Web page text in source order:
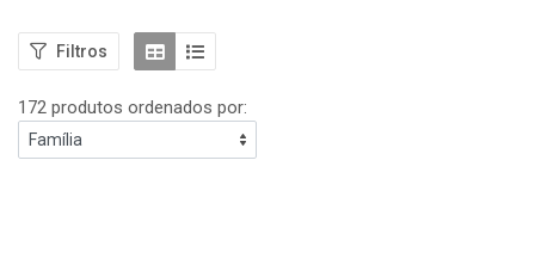
Filtros
172 produtos ordenados por: